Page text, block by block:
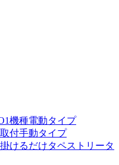
機種電動タイプ
付手動タイプ
けるだけタペストリータ